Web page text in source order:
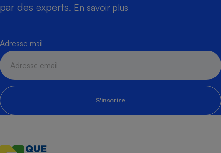
par des experts. En savoir plus
Adresse mail
S'inscrire